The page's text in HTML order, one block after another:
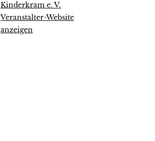
Kinderkram e. V.
Veranstalter-Website
anzeigen